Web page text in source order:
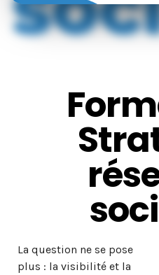
La question ne se pose
plus : la visibilité et la